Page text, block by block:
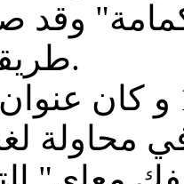
وقد
طريقة الفيديو كليب.
الألبوم الثالث صدر
محاولة